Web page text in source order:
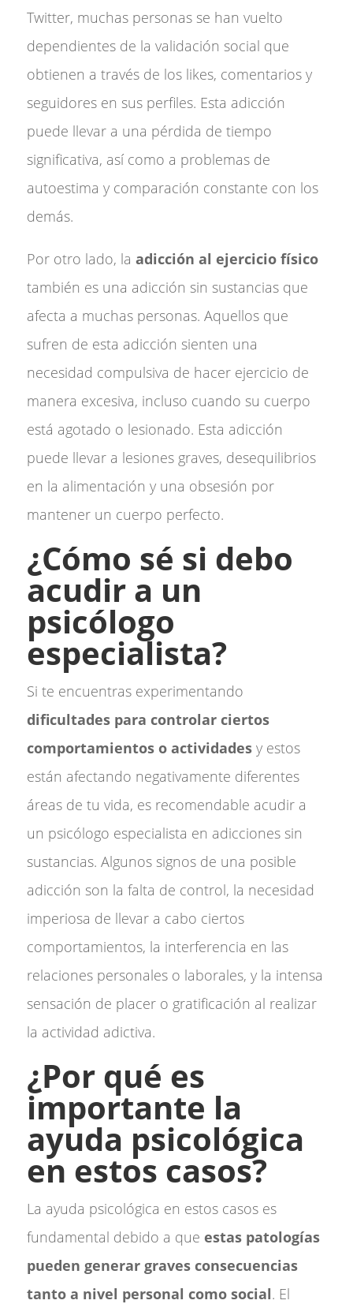
Twitter, muchas personas se han vuelto
dependientes de la validación social que
obtienen a través de los likes, comentarios y
seguidores en sus perfiles. Esta adicción
puede llevar a una pérdida de tiempo
significativa, así como a problemas de
autoestima y comparación constante con los
demás.
Por otro lado, la adicción al ejercicio físico
también es una adicción sin sustancias que
afecta a muchas personas. Aquellos que
sufren de esta adicción sienten una
necesidad compulsiva de hacer ejercicio de
manera excesiva, incluso cuando su cuerpo
está agotado o lesionado. Esta adicción
puede llevar a lesiones graves, desequilibrios
en la alimentación y una obsesión por
mantener un cuerpo perfecto.
¿Cómo sé si debo
acudir a un
psicólogo
especialista?
Si te encuentras experimentando
dificultades para controlar ciertos
comportamientos o actividadesy estos
están afectando negativamente diferentes
áreas de tu vida, es recomendable acudir a
un psicólogo especialista en adicciones sin
sustancias. Algunos signos de una posible
adicción son la falta de control, la necesidad
imperiosa de llevar a cabo ciertos
comportamientos, la interferencia en las
relaciones personales o laborales, y la intensa
sensación de placer o gratificación al realizar
la actividad adictiva.
¿Por qué es
importante la
ayuda psicológica
en estos casos?
La ayuda psicológica en estos casos es
fundamental debido a que estas patologías
pueden generar graves consecuencias
tanto a nivel personal como social. El